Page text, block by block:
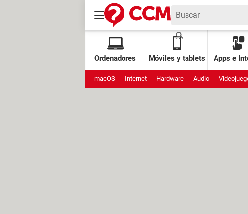
Ordenadores Móviles y tablets Apps e
macOS Internet Hardware Audio